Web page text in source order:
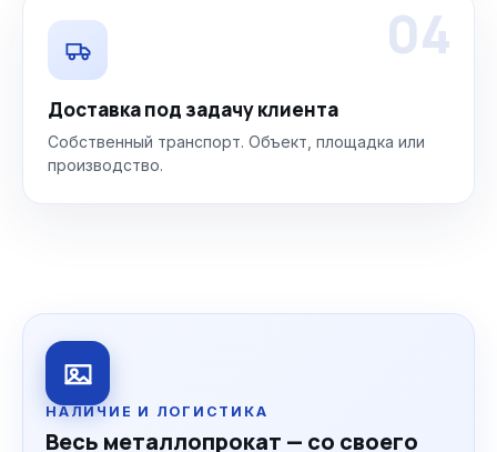
04
Доставка под задачу клиента
Собственный транспорт. Объект, площадка или
производство.
НАЛИЧИЕ И ЛОГИСТИКА
Весь металлопрокат — со своего